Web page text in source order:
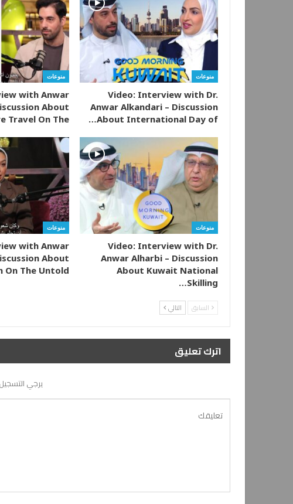
منوعات
Video: Interview with Dr.
Anwar Alkandari – Discussion
About International Day of…
منوعات
with Anwar
About
Travel On The…
منوعات
Video: Interview with Dr.
Anwar Alharbi – Discussion
About Kuwait National
Skilling…
منوعات
with Anwar
About
The Untold…
السابق التالي
اترك تعليق
يرجي